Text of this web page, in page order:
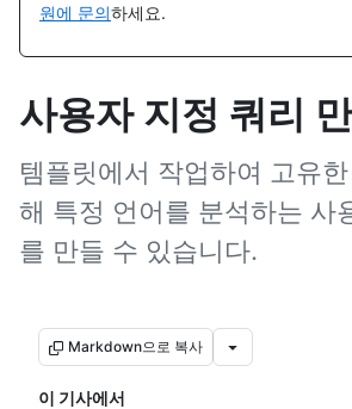
원에 문의하세요.
사용자 지정 쿼리
템플릿에서 작업하여 고유
해 특정 언어를 분석하는 사
를 만들 수 있습니다.
Markdown으로 복사
이 기사에서